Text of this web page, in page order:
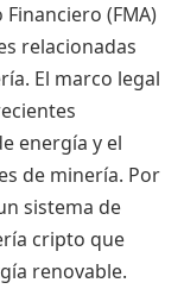
(FMA)
relacionadas
El marco legal
energía y el
de minería. Por
sistema de
cripto que
renovable.